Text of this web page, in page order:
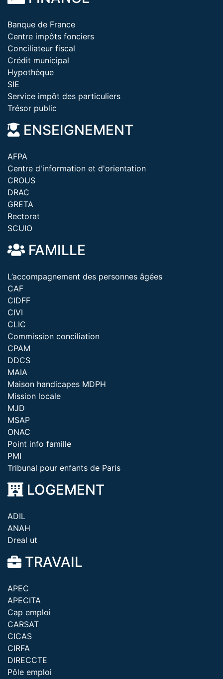
Banque de France
Centre impôts fonciers
Conciliateur fiscal
Crédit municipal
Hypothèque
SIE
Service impôt des particuliers
Trésor public
ENSEIGNEMENT
AFPA
Centre d'information et d'orientation
CROUS
DRAC
GRETA
Rectorat
SCUIO
FAMILLE
L’accompagnement des personnes âgées
CAF
CIDFF
CIVI
CLIC
Commission conciliation
CPAM
DDCS
MAIA
Maison handicapes MDPH
Mission locale
MJD
MSAP
ONAC
Point info famille
PMI
Tribunal pour enfants de Paris
LOGEMENT
ADIL
ANAH
Dreal ut
TRAVAIL
APEC
APECITA
Cap emploi
CARSAT
CICAS
CIRFA
DIRECCTE
Pôle emploi